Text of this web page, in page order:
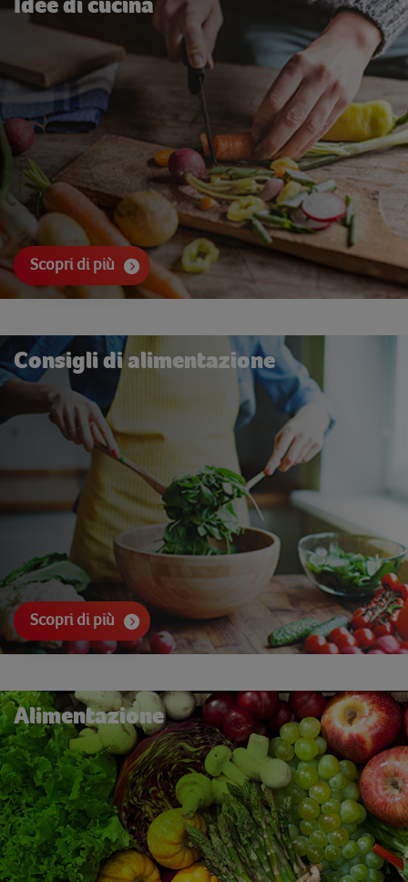
Scopri di più
Consigli di alimentazione
Scopri di più
Alimentazione